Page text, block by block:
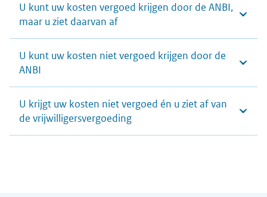
U kunt uw kosten vergoed krijgen door de ANBI,
maar u ziet daarvan af
U kunt uw kosten niet vergoed krijgen door de
ANBI
U krijgt uw kosten niet vergoed én u ziet af van
de vrijwilligersvergoeding